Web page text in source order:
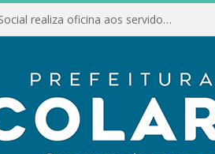
Conselho Municipal de Assistência Social realiza oficina aos servidores